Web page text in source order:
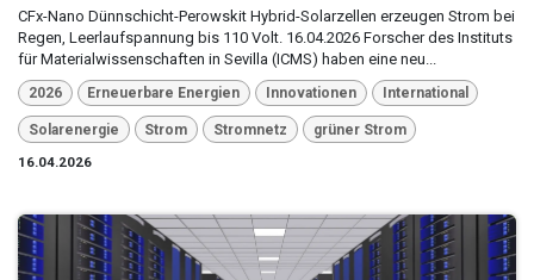
CFx-Nano Dünnschicht-Perowskit Hybrid-Solarzellen erzeugen Strom bei
Regen, Leerlaufspannung bis 110 Volt. 16.04.2026 Forscher des Instituts
für Materialwissenschaften in Sevilla (ICMS) haben eine neu...
2026 Erneuerbare Energien Innovationen International
Solarenergie Strom Stromnetz
grüner Strom
16.04.2026